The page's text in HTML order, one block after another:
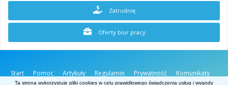
Zatrudnię
Oferty biur pracy
Start Pomoc Artykuły Regulamin Prywatność
Komunikaty
O stronie
Kontakt
Ta strona wykorzystuje pliki cookies w celu prawidłowego świadczenia usług i wygody